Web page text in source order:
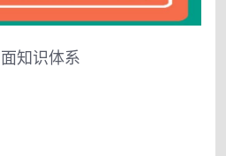
知识体系